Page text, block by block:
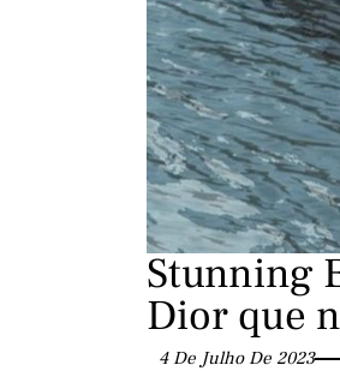
Stunning
Dior que
4 De Julho De 2023